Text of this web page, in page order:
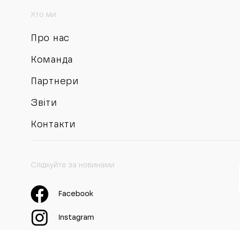
Хто ми
Про нас
Команда
Партнери
Звіти
Контакти
Слідкуйте за новинами
Facebook
Instagram